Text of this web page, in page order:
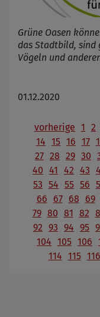
Grüne Oasen
das Stadtbild, sind
Vögeln und
01.12.2020
vorherige 1 2
14 15 16 17
27 28 29 30
40 41 42 43
53 54 55 56
66
67 68 69
79 80 81 82
92 93 94 95
104 105 106
114 115 116